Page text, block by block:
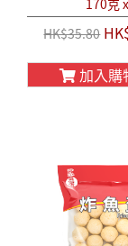
170克
HK$35.80
加入購